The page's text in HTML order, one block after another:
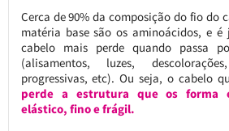
Cerca de 90% da composição do fio do
matéria base são os aminoácidos, e é
cabelo mais perde quando passa
(alisamentos, luzes,
progressivas, etc). Ou seja, o cabelo
perde a estrutura que os forma
elástico, fino e frágil.